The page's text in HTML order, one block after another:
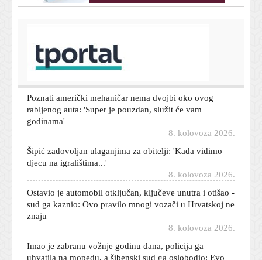
T-portal.hr
Poznati mehaničar oduševljen ovim rabljenim autom:
'Može trajati gotovo beskonačno'
Poznati američki mehaničar nema dvojbi oko ovog
rabljenog auta: 'Super je pouzdan, služit će vam
godinama'
Šipić zadovoljan ulaganjima za obitelji: 'Kada vidimo
djecu na igralištima...'
Ostavio je automobil otključan, ključeve unutra i otišao -
sud ga kaznio: Ovo pravilo mnogi vozači u Hrvatskoj ne
znaju
Imao je zabranu vožnje godinu dana, policija ga
uhvatila na mopedu, a šibenski sud ga oslobodio: Evo
zašto